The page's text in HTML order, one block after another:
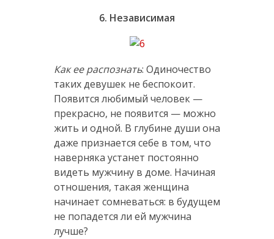
6. Независимая
Как ее распознать: Одиночество
таких девушек не беспокоит.
Появится любимый человек —
прекрасно, не появится — можно
жить и одной. В глубине души она
даже признается себе в том, что
наверняка устанет постоянно
видеть мужчину в доме. Начиная
отношения, такая женщина
начинает сомневаться: в будущем
не попадется ли ей мужчина
лучше?